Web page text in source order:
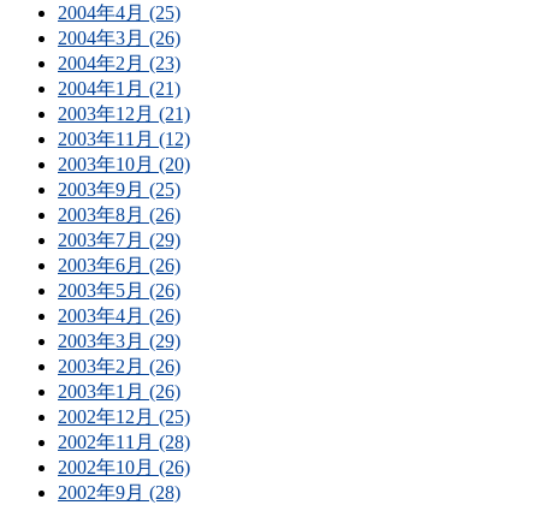
2004年4月 (25)
2004年3月 (26)
2004年2月 (23)
2004年1月 (21)
2003年12月 (21)
2003年11月 (12)
2003年10月 (20)
2003年9月 (25)
2003年8月 (26)
2003年7月 (29)
2003年6月 (26)
2003年5月 (26)
2003年4月 (26)
2003年3月 (29)
2003年2月 (26)
2003年1月 (26)
2002年12月 (25)
2002年11月 (28)
2002年10月 (26)
2002年9月 (28)